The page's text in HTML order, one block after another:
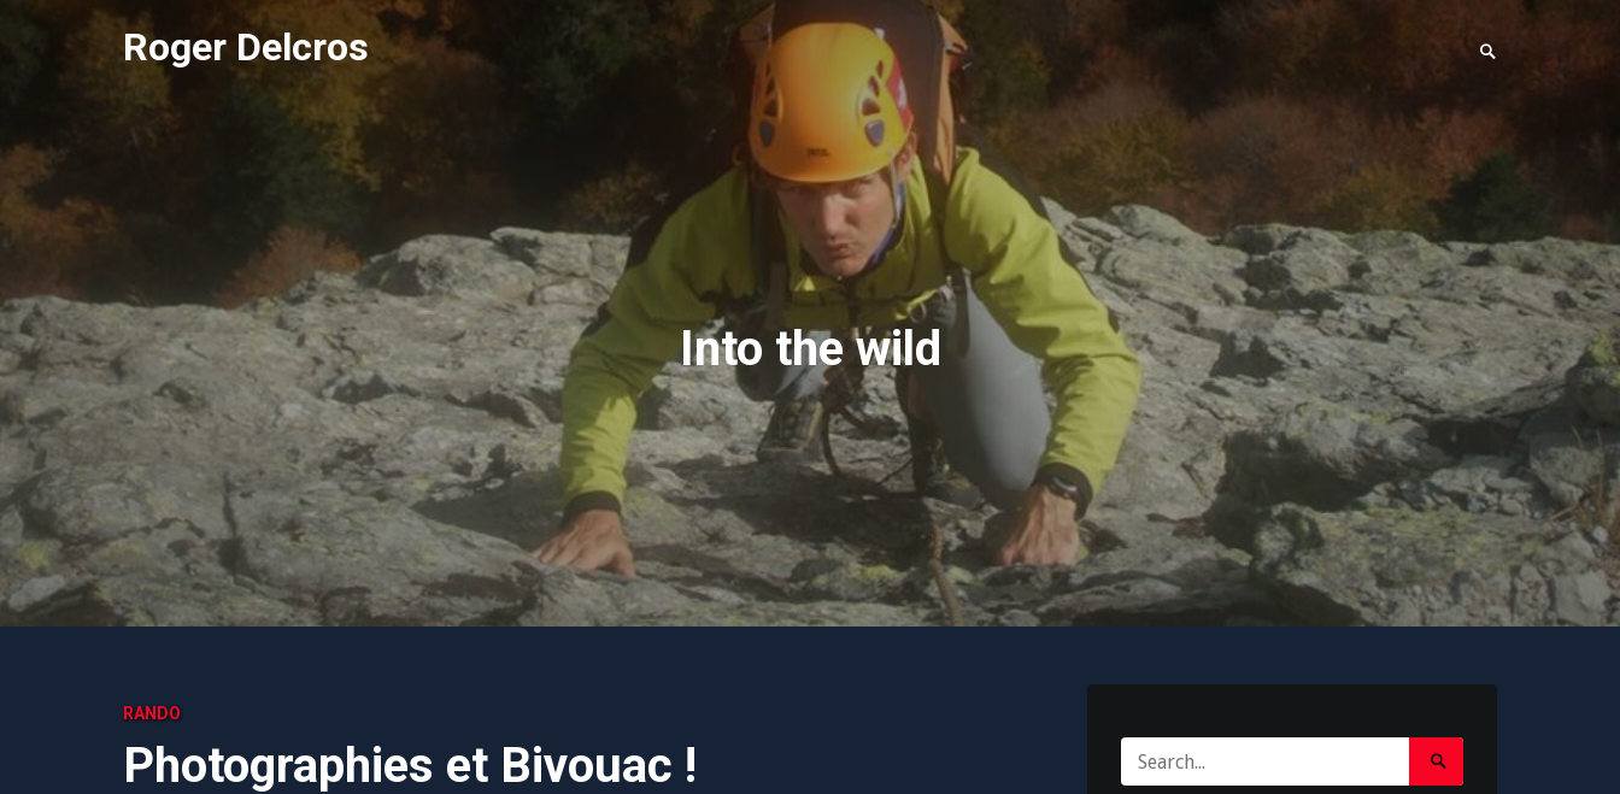
Roger Delcros
Search
Into the wild
RANDO
Photographies et Bivouac !
for:
Search